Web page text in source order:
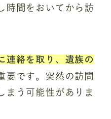
時間をおいてから訪
連絡を取り、遺族の
要です。突然の訪問
まう可能性がありま